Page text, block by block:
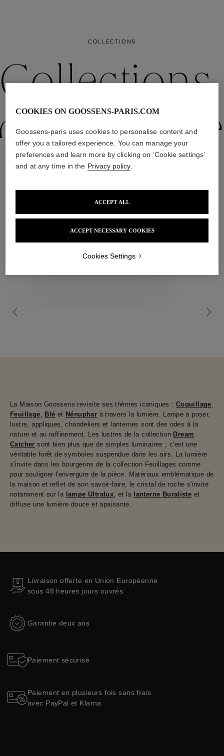
COLLECTIONS
Collections
Collections
Collections
L'objet
La Maison Goossens revisite ses thèmes iconiques : Coquillage
Feuillage
Blé et Nénuphar à travers la lumière. Lampe à poser,
lustre, appliques, chandeliers et lanternes sont des odes à la
nature et au raffinement. Les lustres de la collection Dream
Catcher sont bien plus que de simples luminaires ; c'est une
véritable forêt de symboles suspendue dans les airs. La lumière
s'invite dans les bourgeons de la collection Feuillages comme
pour souligner l'envergure de la pièce. Matériaux emblématique de
la maison et reflet de son savoir-faire, le cristal de roche s'invite
notamment sur la lampe Ultralux , et la lanterne Buraliste et
diffuse une lumière douce et apaisante.
Livraison offerte en Union Européenne
sous 48 heures jours ouvrés
Garantie deux ans
Paiement sécurisé
Paiement en plusieurs fois sans frais
avec PayPal et Klarna
COOKIES ON GOOSSENS-PARIS.COM
Goossens-paris uses cookies to personalise content and
offer you a tailored experience. You can manage your
preferences and learn more by clicking on ‘Cookie settings’
and at any time in the Privacy policy.
ACCEPT NECESSARY COOKIES
ACCEPT ALL
Cookies Settings